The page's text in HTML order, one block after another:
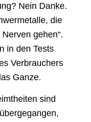
Nein Danke.
die
gehen“.
in den Tests
Verbrauchers
Ganze.
sind